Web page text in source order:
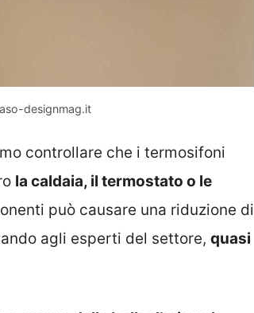
designmag.it
controllare che i termosifoni
la caldaia, il termostato o le
può causare una riduzione di
agli esperti del settore, quasi